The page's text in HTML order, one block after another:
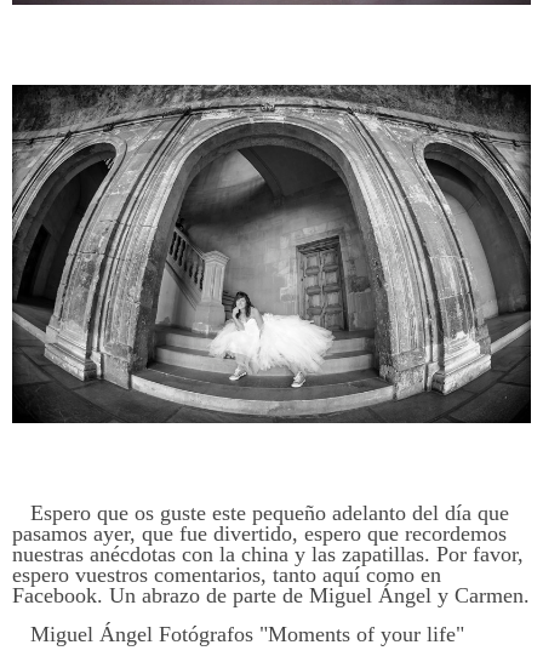
Espero que os guste este pequeño adelanto del día que
pasamos ayer, que fue divertido, espero que recordemos
nuestras anécdotas con la china y las zapatillas. Por favor,
espero vuestros comentarios, tanto aquí como en
Facebook. Un abrazo de parte de Miguel Ángel y Carmen.
Miguel Ángel Fotógrafos "Moments of your life"